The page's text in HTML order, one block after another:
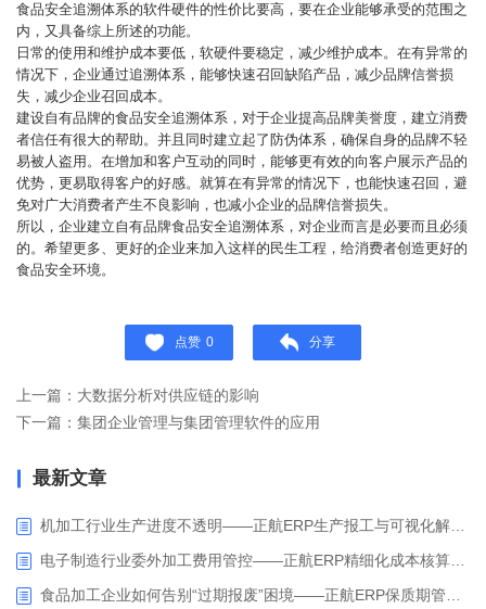
食品安全追溯体系的软件硬件的性价比要高，要在企业能够承受的范围之
内，又具备综上所述的功能。
日常的使用和维护成本要低，软硬件要稳定，减少维护成本。在有异常的
情况下，企业通过追溯体系，能够快速召回缺陷产品，减少品牌信誉损
失，减少企业召回成本。
建设自有品牌的食品安全追溯体系，对于企业提高品牌美誉度，建立消费
者信任有很大的帮助。并且同时建立起了防伪体系，确保自身的品牌不轻
易被人盗用。在增加和客户互动的同时，能够更有效的向客户展示产品的
优势，更易取得客户的好感。就算在有异常的情况下，也能快速召回，避
免对广大消费者产生不良影响，也减小企业的品牌信誉损失。
所以，企业建立自有品牌食品安全追溯体系，对企业而言是必要而且必须
的。希望更多、更好的企业来加入这样的民生工程，给消费者创造更好的
食品安全环境。
点赞 0 分享
上一篇：大数据分析对供应链的影响
下一篇：集团企业管理与集团管理软件的应用
最新文章